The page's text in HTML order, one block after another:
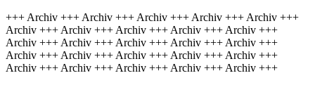
+++ Archiv +++ Archiv +++ Archiv +++ Archiv +++ Archiv +++
Archiv +++ Archiv +++ Archiv +++ Archiv +++ Archiv +++
Archiv +++ Archiv +++ Archiv +++ Archiv +++ Archiv +++
Archiv +++ Archiv +++ Archiv +++ Archiv +++ Archiv +++
Archiv +++ Archiv +++ Archiv +++ Archiv +++ Archiv +++